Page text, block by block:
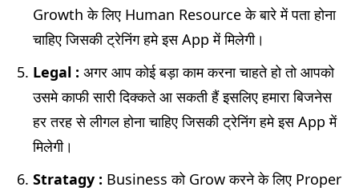
Growth के लिए Human Resource के बारे में पता होना
चाहिए जिसकी ट्रेनिंग हमे इस App में मिलेगी।
Legal : अगर आप कोई बड़ा काम करना चाहते हो तो आपको
उसमे काफी सारी दिक्कते आ सकती हैं इसलिए हमारा बिजनेस
हर तरह से लीगल होना चाहिए जिसकी ट्रेनिंग हमे इस App में
मिलेगी।
Stratagy : Business को Grow करने के लिए Proper